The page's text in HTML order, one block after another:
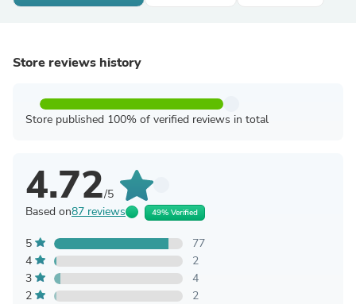
Store reviews history
Store published 100% of verified reviews in total
4.72/5
Based on87 reviews 49% Verified
5
77
4
2
3
4
2
2